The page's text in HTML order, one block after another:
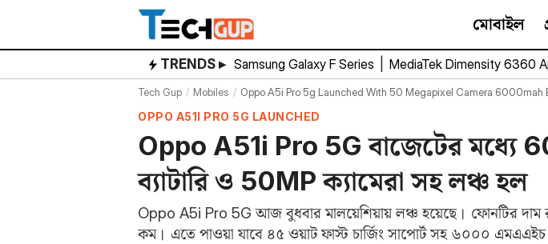
content
মোবাইল
TRENDS ▸ Samsung Galaxy F Series MediaTek Dimensity 6360
Tech Gup Mobiles Oppo A5i Pro 5g Launched With 50 Megapixel Camera 6000mah
OPPO A51I PRO 5G LAUNCHED
Oppo A51i Pro 5G বাজেটের মধ্যে
ব্যাটারি ও 50MP ক্যামেরা সহ লঞ্চ হল
Oppo A5i Pro 5G আজ বুধবার মালয়েশিয়ায় লঞ্চ হয়েছে। ফোনটির দাম
কম। এতে পাওয়া যাবে ৪৫ ওয়াট ফাস্ট চার্জিং সাপোর্ট সহ ৬০০০ এমএএইচ